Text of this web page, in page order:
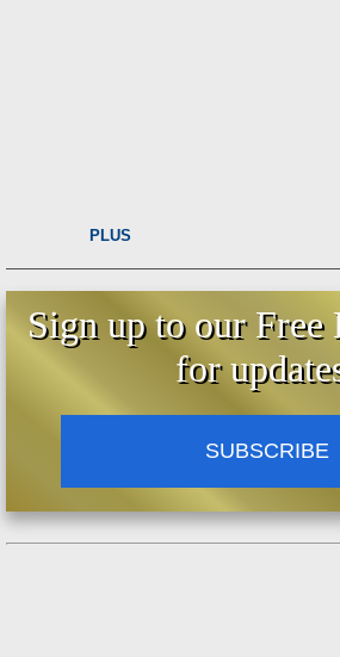
PLUS
Sign up to our
for
SUBSCRIBE